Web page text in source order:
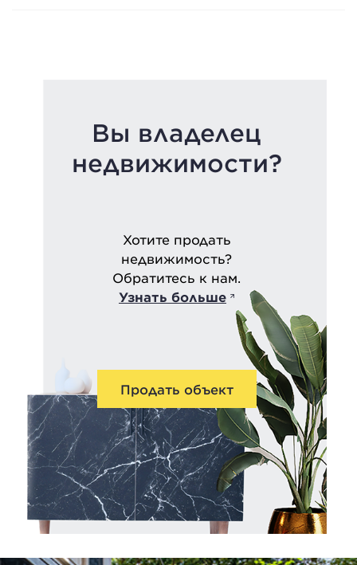
Вы владелец
недвижимости?
Хотите продать
недвижимость?
Обратитесь к нам.
Узнать больше
Продать объект